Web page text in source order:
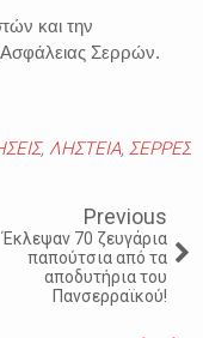
και την
Ασφάλειας Σερρών.
, ΛΗΣΤΕΙΑ, ΣΕΡΡΕΣ
Previous
Έκλεψαν 70 ζευγάρια
παπούτσια από τα
αποδυτήρια του
Πανσερραϊκού!